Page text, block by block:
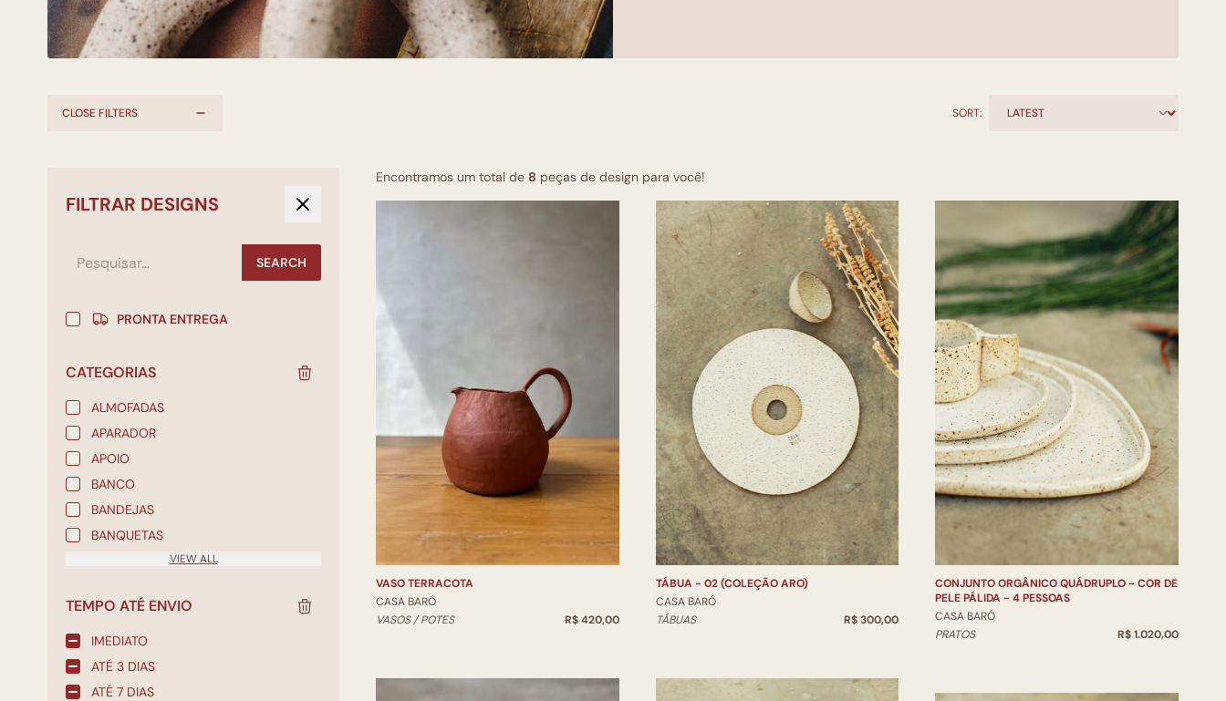
SORT:
CLOSE FILTERS
FILTRAR DESIGNS
SEARCH
PRONTA ENTREGA
CATEGORIAS
ALMOFADAS
APARADOR
APOIO
BANCO
BANDEJAS
BANQUETAS
VIEW ALL
TEMPO ATÉ ENVIO
IMEDIATO
ATÉ 3 DIAS
ATÉ 7 DIAS
Encontramos um total de 8 peças de design para você!
VASO TERRACOTA
CASA BARÓ
VASOS / POTES
R$ 420,00
TÁBUA - 02 (COLEÇÃO ARO)
CASA BARÓ
TÁBUAS
R$ 300,00
CONJUNTO ORGÂNICO QUÁDRUPLO - COR DE
PELE PÁLIDA - 4 PESSOAS
CASA BARÓ
PRATOS
R$ 1.020,00